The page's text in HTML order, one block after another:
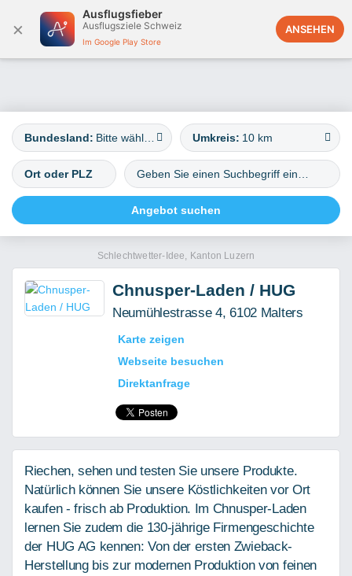
×
Ausflugsfieber
Ausflugsziele Schweiz
Im Google Play Store
ANSEHEN
Deutschland
Bundesland: Umkreis: 10 km
Schlechtwetter-Idee, Kanton Luzern
Chnusper-Laden / HUG
Neumühlestrasse 4, 6102 Malters
Karte zeigen
Webseite besuchen
Direktanfrage
Riechen, sehen und testen Sie unsere Produkte.
Natürlich können Sie unsere Köstlichkeiten vor Ort
kaufen - frisch ab Produktion. Im Chnusper-Laden
lernen Sie zudem die 130-jährige Firmengeschichte
der HUG AG kennen: Von der ersten Zwieback-
Herstellung bis zur modernen Produktion von feinen